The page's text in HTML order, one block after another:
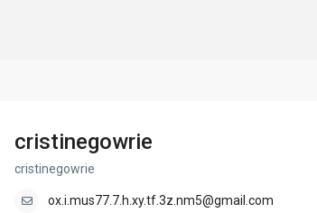
cristinegowrie
cristinegowrie
ox.i.mus77.7.h.xy.tf.3z.nm5@gmail.com